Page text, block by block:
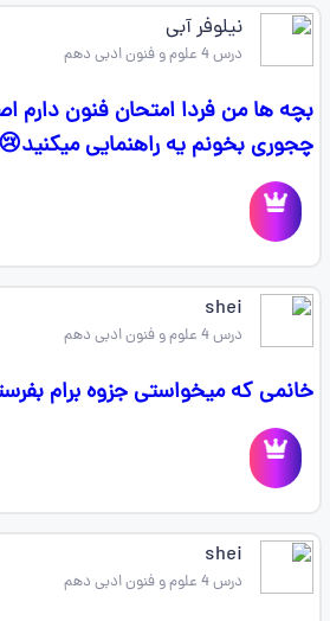
نیلوفر آبی
درس 4 علوم و فنون ادبی دهم
بچه ها من فردا امتحان فنون دارم
چجوری بخونم یه راهنمایی میکنید😢
shei
درس 4 علوم و فنون ادبی دهم
خانمی که میخواستی جزوه برام
shei
درس 4 علوم و فنون ادبی دهم